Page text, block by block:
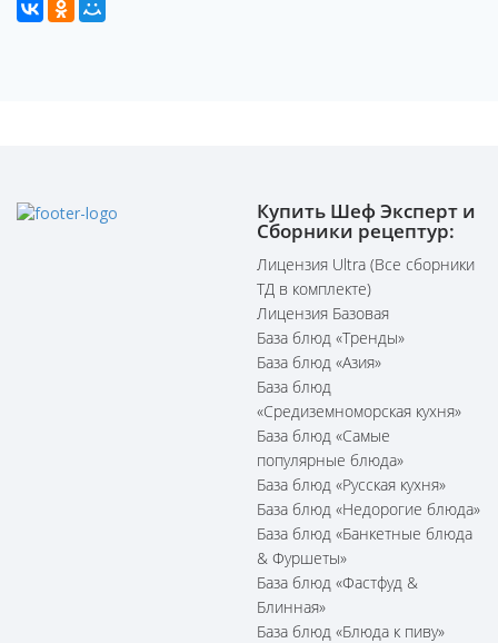
Купить Шеф Эксперт и
Сборники рецептур:
Лицензия Ultra (Все сборники
ТД в комплекте)
Лицензия Базовая
База блюд «Тренды»
База блюд «Азия»
База блюд
«Средиземноморская кухня»
База блюд «Самые
популярные блюда»
База блюд «Русская кухня»
База блюд «Недорогие блюда»
База блюд «Банкетные блюда
& Фуршеты»
База блюд «Фастфуд &
Блинная»
База блюд «Блюда к пиву»